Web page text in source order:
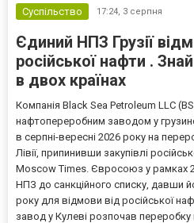
Суспільство 17:24, 3 серпня
Єдиний НПЗ Грузії
російської нафти .
в двох країнах
Компанія Black Sea Petroleum LLC
нафтопереробним заводом у
в серпні-вересні 2026 року на
Лівії, припинивши закупівлі
Moscow Times. Євросоюз у рамках
НПЗ до санкційного списку, давши
року для відмови від російської
завод у Кулеві розпочав переробку